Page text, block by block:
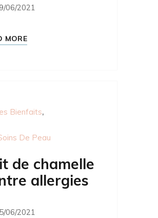
06/2021
MORE
Bienfaits
De Peau
de chamelle
allergies
06/2021